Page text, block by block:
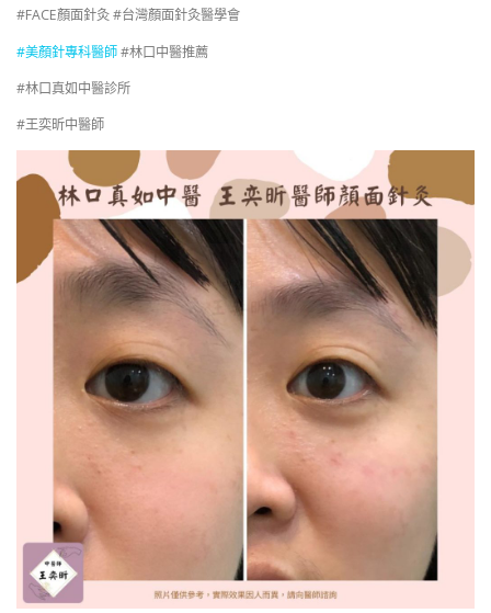
#FACE顏面針灸 #台灣顏面針灸醫學會
#美顏針專科醫師#林口中醫推薦
#林口真如中醫診所
#王奕昕中醫師